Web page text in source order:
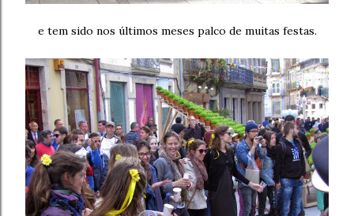
e tem sido nos últimos meses palco de muitas festas.